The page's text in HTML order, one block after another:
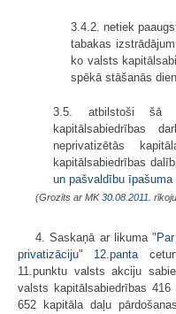
3.4.2. netiek
tabakas
ko valsts
spēkā stāšanās
3.5. atbilstoši šā
kapitālsabiedrības
neprivatizētās
kapitālsabiedrības
un pašvaldību
(Grozīts ar MK30.08.2011.
4. Saskaņā ar likuma "
privatizāciju" 12.panta
11.punktu valsts akciju
valsts kapitālsabiedrības
652 kapitāla daļu